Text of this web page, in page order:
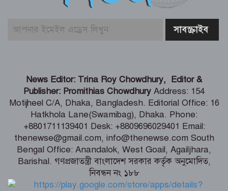
বাজার সিন্ডিকেট ও মজুতদারি করলেই
গণঅভ্যুত্থানের সঙ্গে প্রথম বেইমানি করেছেন
জামায়াত আমির – রাশেদ খান
সাড়ে ৬ বছরে মোটরসাইকেল দুর্ঘটনায় নিহত
১৫ হাজার ৭১২ জন
বেনাপোল পৌরসভায় যুবদল নেতা ইমদাদুল
হক ইমদাদের গণসংযোগ ও মতবিনিময়
News Editor: Trina Roy Chowdhury, Editor &
Publisher: Promithias Chowdhury Address: 154
Motijheel C/A, Dhaka, Bangladesh. Editorial Office: 16
Hatkhola Lane(Swamibag), Dhaka. Phone:
+8801711139401 Desk: +8809696029401 Email:
thenewse@gmail.com, info@thenewse.com South
Bengal Office: Anandalok, West Goail, Agailjhara,
Barishal. গণপ্রজাতন্ত্রী বাংলাদেশ সরকার কর্তৃক অনুমোদিত,
নিবন্ধন নং ১৮৮